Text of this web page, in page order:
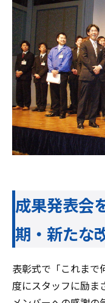
成果発表会
期・新たな
表彰式で「これまで
度にスタッフに励ま